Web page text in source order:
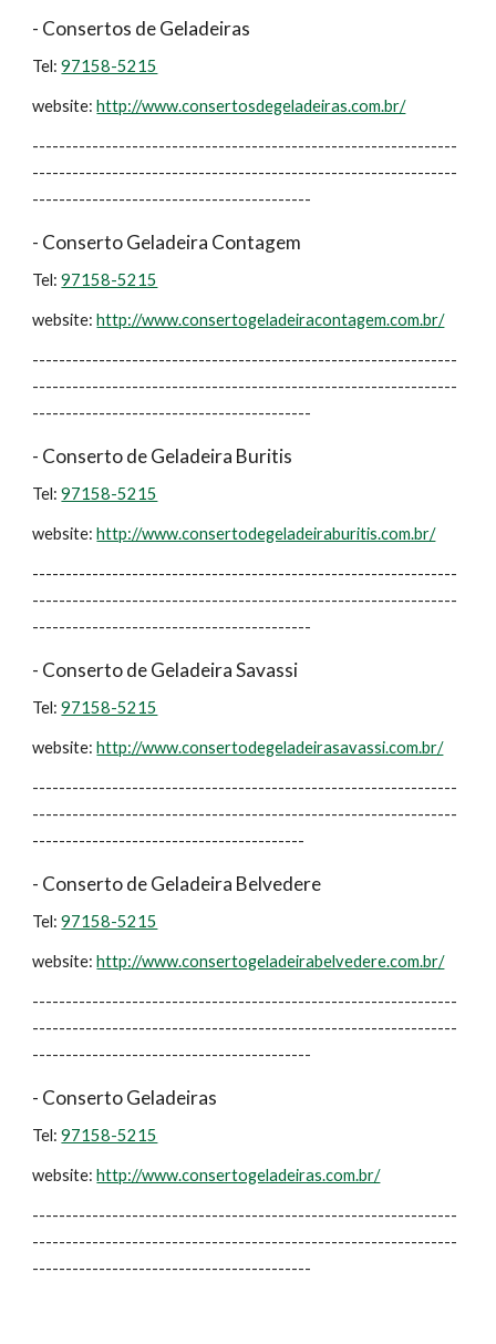
- Consertos de Geladeiras
Tel:97158-5215
website:http://www.consertosdegeladeiras.com.br/
----------------------------------------------------------------
----------------------------------------------------------------
------------------------------------------
- Conserto Geladeira Contagem
Tel:97158-5215
website:http://www.consertogeladeiracontagem.com.br/
----------------------------------------------------------------
----------------------------------------------------------------
------------------------------------------
- Conserto de Geladeira Buritis
Tel:97158-5215
website:http://www.consertodegeladeiraburitis.com.br/
----------------------------------------------------------------
----------------------------------------------------------------
------------------------------------------
- Conserto de Geladeira Savassi
Tel:97158-5215
website:http://www.consertodegeladeirasavassi.com.br/
----------------------------------------------------------------
----------------------------------------------------------------
-----------------------------------------
- Conserto de Geladeira Belvedere
Tel:97158-5215
website:http://www.consertogeladeirabelvedere.com.br/
----------------------------------------------------------------
----------------------------------------------------------------
------------------------------------------
- Conserto Geladeiras
Tel:97158-5215
website:http://www.consertogeladeiras.com.br/
----------------------------------------------------------------
----------------------------------------------------------------
------------------------------------------